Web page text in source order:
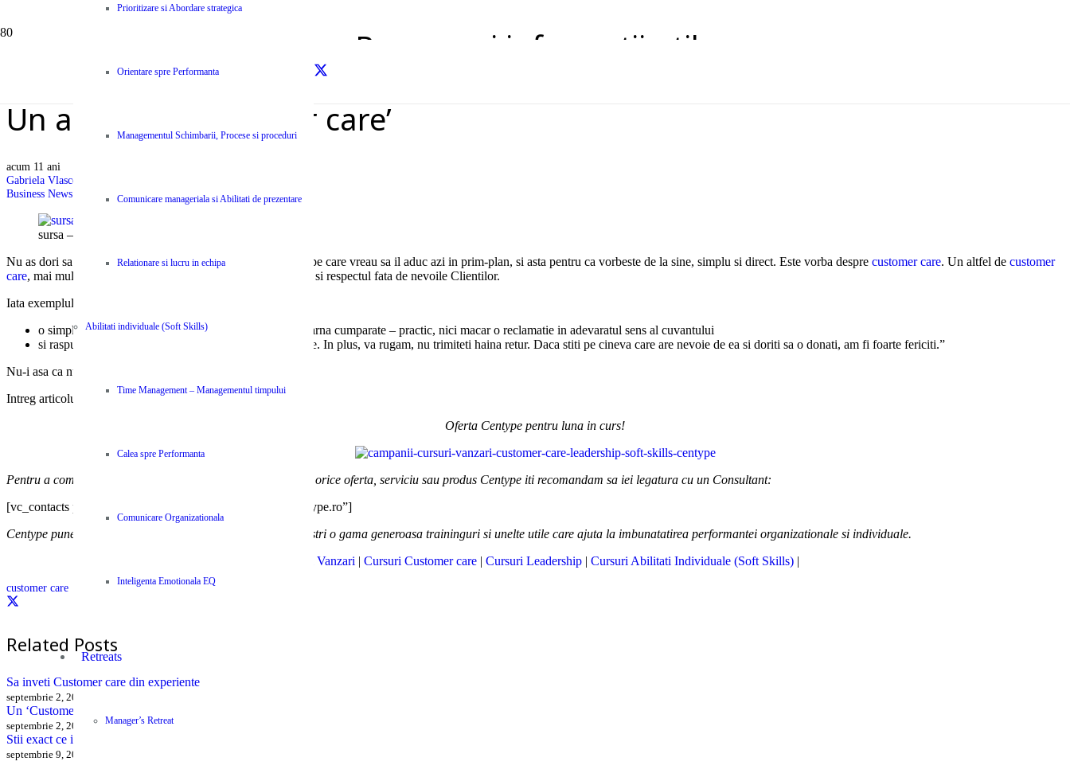
Prioritizare si Abordare strategica
Orientare spre Performanta
Managementul Schimbarii, Procese si proceduri
Comunicare manageriala si Abilitati de prezentare
Relationare si lucru in echipa
Abilitati individuale (Soft Skills)
Time Management – Managementul timpului
Calea spre Performanta
Comunicare Organizationala
Inteligenta Emotionala EQ
Retreats
Manager’s Retreat
Resurse si informatii utile
Un altfel de ‘customer care’
acum 11 ani
Gabriela Vlasceanu
Business News Centype
,Resurse
sursa – Entrepreneur
Nu as dori sa comentez sau sa analizez foarte mult exemplul pe care vreau sa il aduc azi in prim-plan, si asta pentru ca vorbeste de la sine, simplu si direct. Este vorba despre customer care. Un altfel de customer
care, mai mult decat civilizat, a carui orientare depaseste grija si respectul fata de nevoile Clientilor.
Iata exemplul:
o simpla decizie a Clientului, de retur a unei haine de iarna cumparate – practic, nici macar o reclamatie in adevaratul sens al cuvantului
si raspunsul surpriza: „Va returnam banii, fara probleme. In plus, va rugam, nu trimiteti haina retur. Daca stiti pe cineva care are nevoie de ea si doriti sa o donati, am fi foarte fericiti.”
Nu-i asa ca nu mai este nimic de adaugat?
Intreg articolul din
Entrepreneur, aici
Oferta Centype pentru luna in curs!
Pentru a comanda sau pentru a afla mai multe detalii despre orice oferta, serviciu sau produs Centype iti recomandam sa iei legatura cu un Consultant:
[vc_contacts phone=”+40749052052″ email=”contact@centype.ro”]
Centype pune la dispozitia colaboratorilor si partenerilor nostri o gama generoasa traininguri si unelte utile care ajuta la imbunatatirea performantei organizationale si individuale.
Cursuri Vanzari | Cursuri Customer care | Cursuri Leadership | Cursuri Abilitati Individuale (Soft Skills) |
customer care
Related Posts
Sa inveti Customer care din experiente
septembrie 2, 2015
Un ‘Customer Care’ de buzunar
septembrie 2, 2016
Stii exact ce isi doreste Clientul tau? Esti absolut sigur?
septembrie 9, 2016